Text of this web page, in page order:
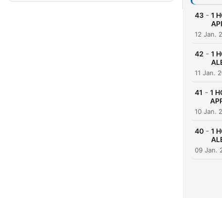
43 - 1
12 Jan.
42 - 1
11 Jan.
41 - 1
10 Jan.
40 - 1
09 Jan.